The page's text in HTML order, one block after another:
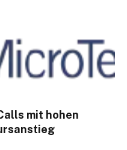
mit hohen